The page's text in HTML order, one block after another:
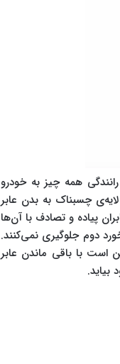
همه چیز به خودرو
چسبناک به بدن عابر
پیاده و تصادف با آن‌ها
دوم جلوگیری نمی‌کنند.
است با باقی ماندن عابر